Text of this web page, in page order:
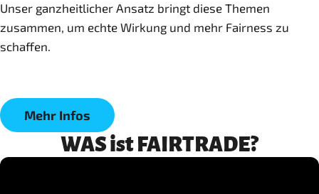
Unser ganzheitlicher Ansatz bringt diese Themen
zusammen, um echte Wirkung und mehr Fairness zu
schaffen.
Mehr Infos
WAS ist FAIRTRADE?